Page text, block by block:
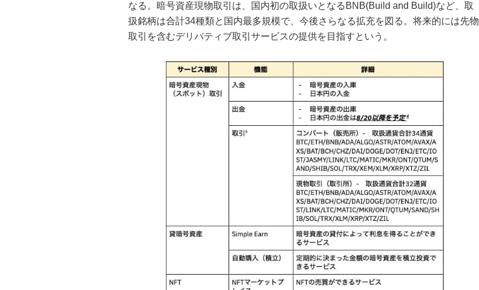
なる。暗号資産現物取引は、国内初の取扱いとなるBNB(Build and Build)など、取
扱銘柄は合計34種類と国内最多規模で、今後さらなる拡充を図る。将来的には先物
取引を含むデリバティブ取引サービスの提供を目指すという。